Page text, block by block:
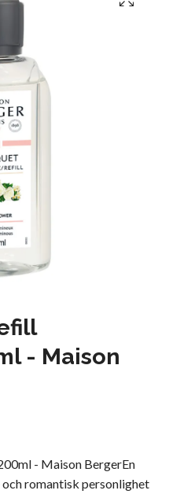
- Maison
- Maison BergerEn
romantisk personlighet